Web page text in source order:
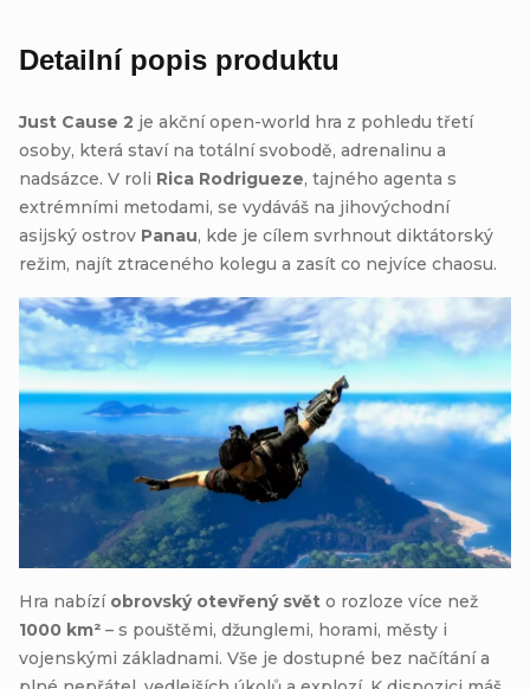
Detailní popis produktu
Just Cause 2 je akční open-world hra z pohledu třetí
osoby, která staví na totální svobodě, adrenalinu a
nadsázce. V roli Rica Rodrigueze, tajného agenta s
extrémními metodami, se vydáváš na jihovýchodní
asijský ostrov Panau, kde je cílem svrhnout diktátorský
režim, najít ztraceného kolegu a zasít co nejvíce chaosu.
Hra nabízí obrovský otevřený svět o rozloze více než
1000 km² – s pouštěmi, džunglemi, horami, městy i
vojenskými základnami. Vše je dostupné bez načítání a